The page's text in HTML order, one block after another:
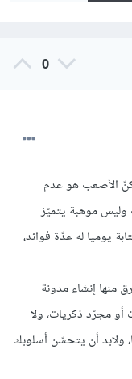
0
الأصعب هو عدم
وليس موهبة يتميّز
يوميا له عدّة فوائد،
منها إنشاء مدونة
مجرّد ذكريات، ولا
ولابد أن يتحسّن أسلوبك